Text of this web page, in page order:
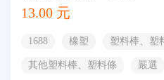
13.00 元
1688 橡塑 塑料棒、塑
其他塑料棒、塑料條
嚴選